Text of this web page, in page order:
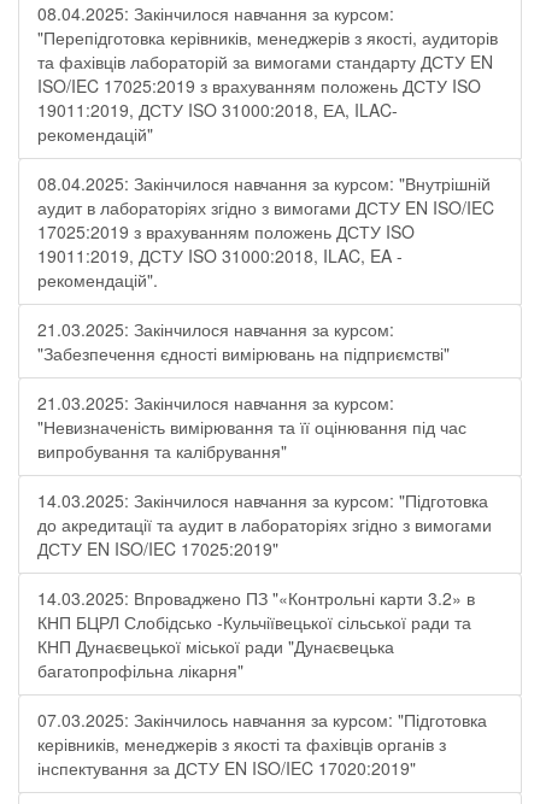
08.04.2025: Закінчилося навчання за курсом:
"Перепідготовка керівників, менеджерів з якості, аудиторів
та фахівців лабораторій за вимогами стандарту ДСТУ EN
ISO/IEC 17025:2019 з врахуванням положень ДСТУ ISO
19011:2019, ДСТУ ISO 31000:2018, ЕА, ILAC-
рекомендацій"
08.04.2025: Закінчилося навчання за курсом: "Внутрішній
аудит в лабораторіях згідно з вимогами ДСТУ EN ISO/IEC
17025:2019 з врахуванням положень ДСТУ ISO
19011:2019, ДСТУ ISO 31000:2018, ILAC, EA -
рекомендацій".
21.03.2025: Закінчилося навчання за курсом:
"Забезпечення єдності вимірювань на підприємстві"
21.03.2025: Закінчилося навчання за курсом:
"Невизначеність вимірювання та її оцінювання під час
випробування та калібрування"
14.03.2025: Закінчилося навчання за курсом: "Підготовка
до акредитації та аудит в лабораторіях згідно з вимогами
ДСТУ EN ISO/IEC 17025:2019"
14.03.2025: Впроваджено ПЗ "«Контрольні карти 3.2» в
КНП БЦРЛ Слобідсько -Кульчіївецької сільської ради та
КНП Дунаєвецької міської ради "Дунаєвецька
багатопрофільна лікарня"
07.03.2025: Закінчилось навчання за курсом: "Підготовка
керівників, менеджерів з якості та фахівців органів з
інспектування за ДСТУ EN ISO/IEC 17020:2019"